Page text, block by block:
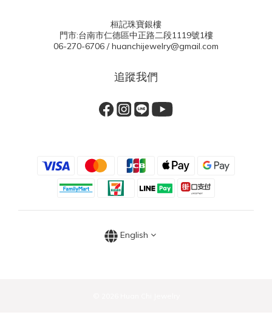
桓記珠寶銀樓
門市:台南市仁德區中正路二段1119號1樓
06-270-6706 / huanchijewelry@gmail.com
追蹤我們
English